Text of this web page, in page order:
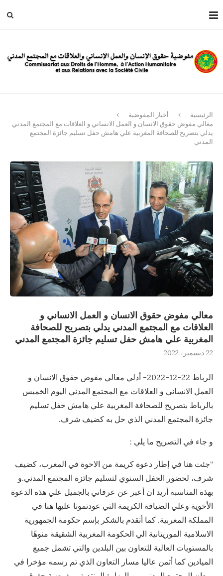
الرئيسية
أخبار المفوضية
معالي مفوض حقوق الانسان و العمل الانساني و العلاقات مع المجتمع المدني
يدلي بتصريح للصحافة المغربية علي هامش حفل تسليم جائزة المجتمع
المدني
معالي مفوض حقوق الانسان و العمل الانساني و
العلاقات مع المجتمع المدني يدلي بتصريح للصحافة
المغربية علي هامش حفل تسليم جائزة المجتمع المدني
22 ديسمبر، 2022
الرباط 22-12-2022- أدلي معالي مفوض حقوق الانسان و
العمل الانساني و العلاقات مع المجتمع المدني اليوم الخميس
بالرباط بتصريح للصحافة المغربية علي هامش حفل تسليم
جائزة المجتمع المدني الذي حل به كضيف شرف.
و جاء في التصريح ما يلي :
“جئت هنا في إطار دعوة كريمة من الاخوة في المغرب، كضيف
شرف، لحضور الحفل السنوي لتسليم جائزة المجتمع المدني.و
بهذه المناسبة أريد ان أعبر عن عرفاني بالجميل علي هذه الدعوة
الأخوية وعلي الضيافة الكريمة التي عودتمونا عليها هنا في
المملكة المغربية. كما أتقدم بالشكر بإسم حكومة الجمهورية
الاسلامية الموريتانية الي الحكومة المغربية الشقيقة منوهًا
بالمستويات العالية للتعاون بين البلدين والتي تشمل جميع
الميادين كما أثمن عاليا مسار التعاون الذي تم رسمه مؤخرا في